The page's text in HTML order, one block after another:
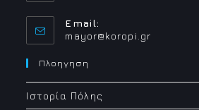
Email:
mayor@koropi.grOpens
Πλοηγηση
Ιστορία Πόλης